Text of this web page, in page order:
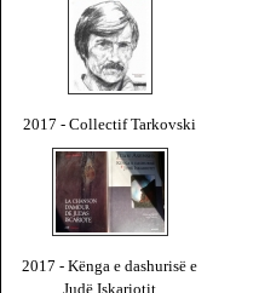
2017 - Collectif Tarkovski
2017 - Kënga e dashurisë e
Judë Iskariotit